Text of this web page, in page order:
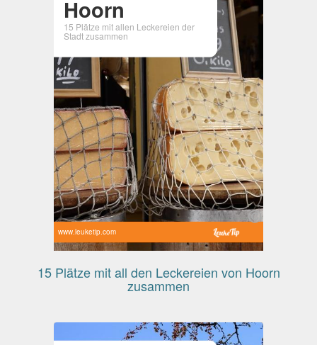
Hoorn
15 Plätze mit allen Leckereien der
Stadt zusammen
www.leuketip.com
15 Plätze mit all den Leckereien von Hoorn
zusammen